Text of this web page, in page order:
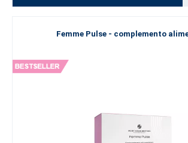
Femme Pulse - complemento